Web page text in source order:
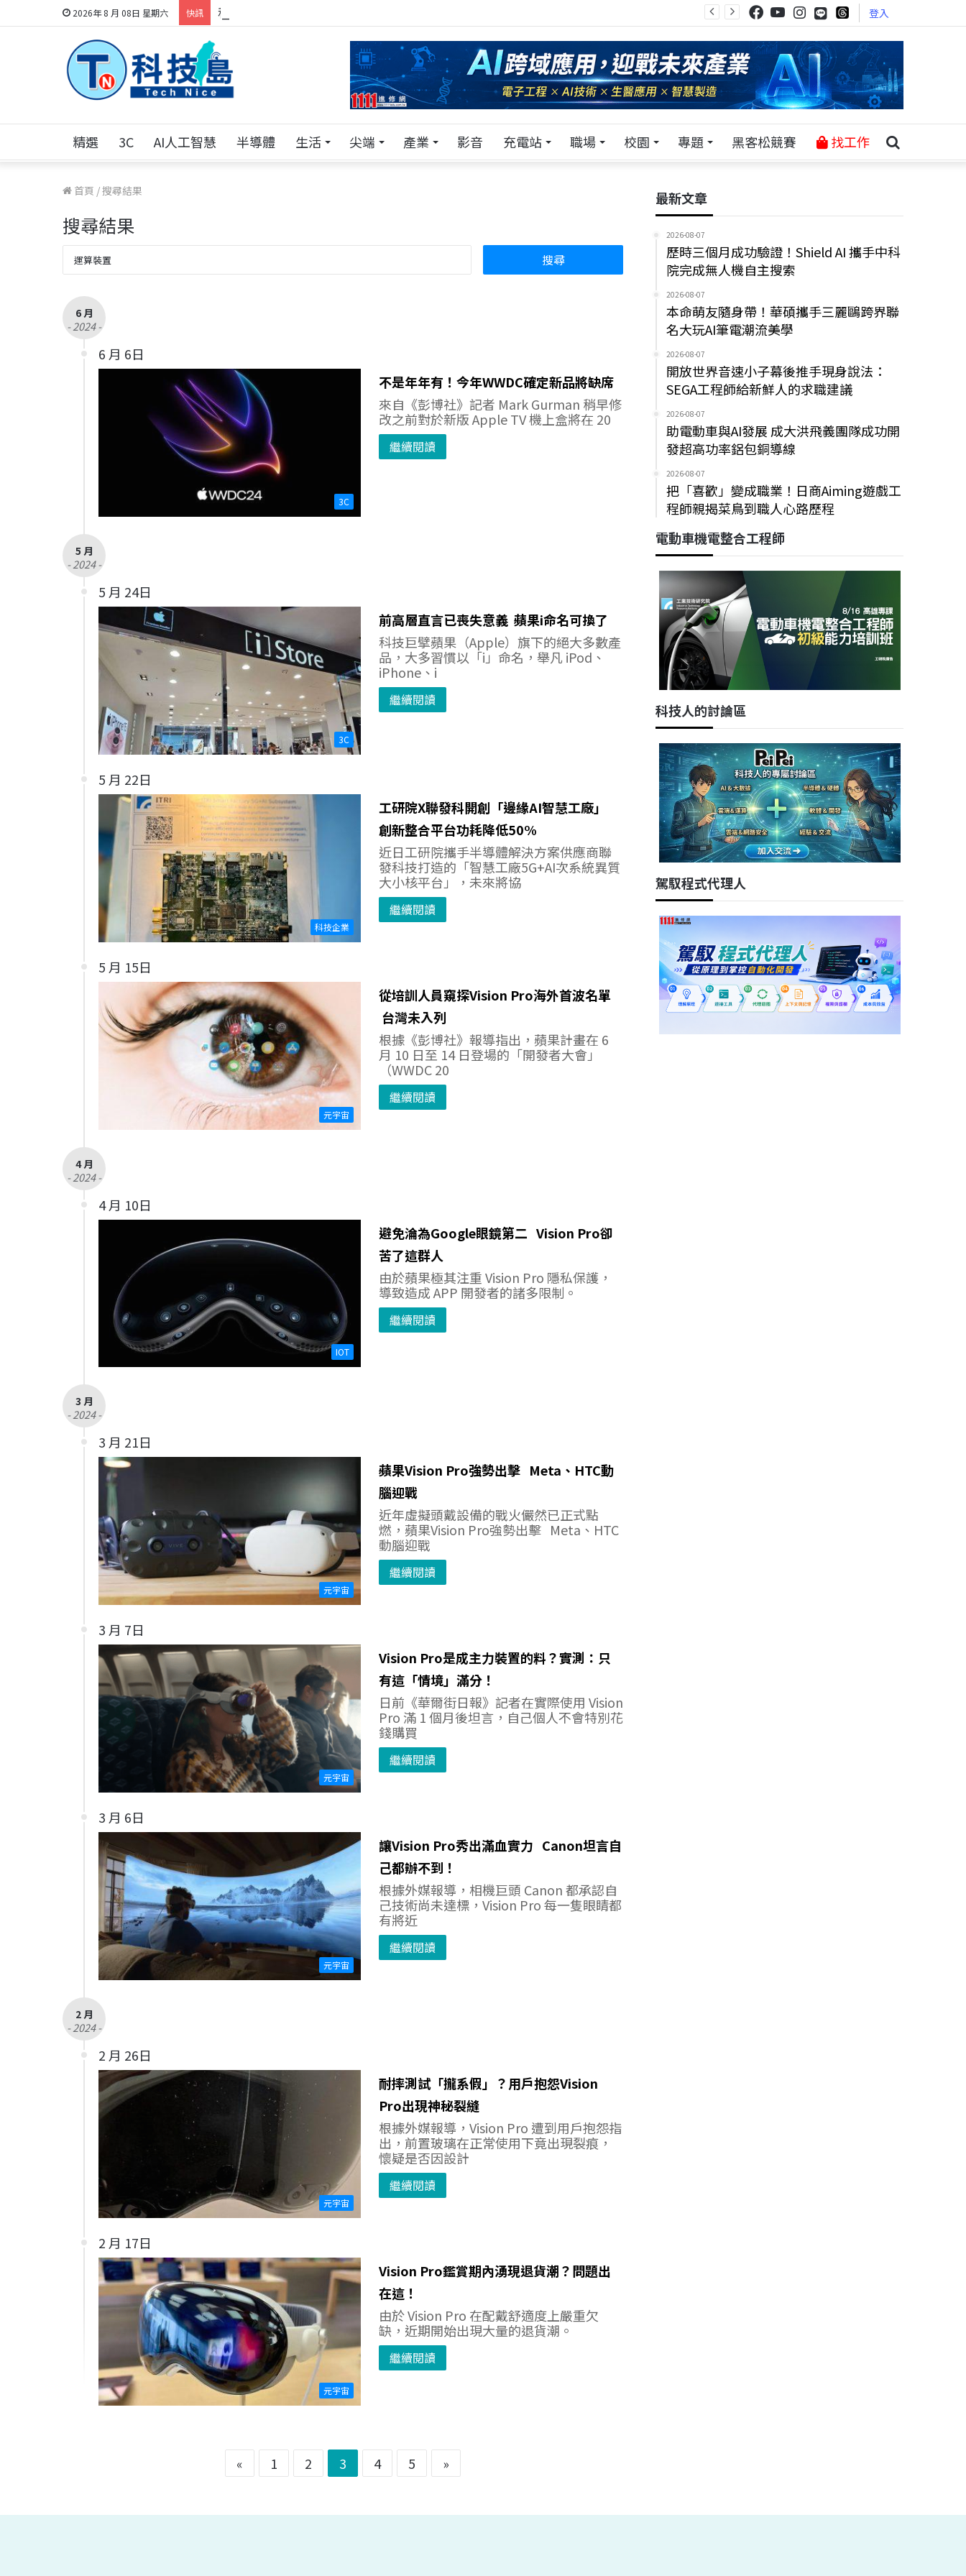
2026年 8 月 08日 星期六 快訊 科技人的經驗傳承地！在 Pei Pei 科技專區，與學弟妹交流最硬核的技術 登入
精選 3C AI人工智慧 半導體 生活 尖端 產業 影音 充電站 職場 校園 專題 黑客松競賽 找工作
首頁 /搜尋結果
搜尋結果
6 月
- 2024 -
6 月 6日
3C
不是年年有！今年WWDC確定新品將缺席
來自《彭博社》記者 Mark Gurman 稍早修
改之前對於新版 Apple TV 機上盒將在 20
繼續閱讀
5 月
- 2024 -
5 月 24日
3C
前高層直言已喪失意義 蘋果i命名可換了
科技巨擘蘋果（Apple）旗下的絕大多數產
品，大多習慣以「i」命名，舉凡 iPod、
iPhone、i
繼續閱讀
5 月 22日
科技企業
工研院X聯發科開創「邊緣AI智慧工廠」
創新整合平台功耗降低50%
近日工研院攜手半導體解決方案供應商聯
發科技打造的「智慧工廠5G+AI次系統異質
大小核平台」，未來將協
繼續閱讀
5 月 15日
元宇宙
從培訓人員窺探Vision Pro海外首波名單
台灣未入列
根據《彭博社》報導指出，蘋果計畫在 6
月 10 日至 14 日登場的「開發者大會」
（WWDC 20
繼續閱讀
4 月
- 2024 -
4 月 10日
IOT
避免淪為Google眼鏡第二 Vision Pro卻
苦了這群人
由於蘋果極其注重 Vision Pro 隱私保護，
導致造成 APP 開發者的諸多限制。
繼續閱讀
3 月
- 2024 -
3 月 21日
元宇宙
蘋果Vision Pro強勢出擊 Meta、HTC動
腦迎戰
近年虛擬頭戴設備的戰火儼然已正式點
燃，蘋果Vision Pro強勢出擊 Meta、HTC
動腦迎戰
繼續閱讀
3 月 7日
元宇宙
Vision Pro是成主力裝置的料？實測：只
有這「情境」滿分！
日前《華爾街日報》記者在實際使用 Vision
Pro 滿 1 個月後坦言，自己個人不會特別花
錢購買
繼續閱讀
3 月 6日
元宇宙
讓Vision Pro秀出滿血實力 Canon坦言自
己都辦不到！
根據外媒報導，相機巨頭 Canon 都承認自
己技術尚未達標，Vision Pro 每一隻眼睛都
有將近
繼續閱讀
2 月
- 2024 -
2 月 26日
元宇宙
耐摔測試「攏系假」？用戶抱怨Vision
Pro出現神秘裂縫
根據外媒報導，Vision Pro 遭到用戶抱怨指
出，前置玻璃在正常使用下竟出現裂痕，
懷疑是否因設計
繼續閱讀
2 月 17日
元宇宙
Vision Pro鑑賞期內湧現退貨潮？問題出
在這！
由於 Vision Pro 在配戴舒適度上嚴重欠
缺，近期開始出現大量的退貨潮。
繼續閱讀
« 1 2 3 4 5 »
最新文章
2026-08-07
歷時三個月成功驗證！Shield AI 攜手中科
院完成無人機自主搜索
2026-08-07
本命萌友隨身帶！華碩攜手三麗鷗跨界聯
名大玩AI筆電潮流美學
2026-08-07
開放世界音速小子幕後推手現身說法：
SEGA工程師給新鮮人的求職建議
2026-08-07
助電動車與AI發展 成大洪飛義團隊成功開
發超高功率鋁包銅導線
2026-08-07
把「喜歡」變成職業！日商Aiming遊戲工
程師親揭菜鳥到職人心路歷程
電動車機電整合工程師
科技人的討論區
駕馭程式代理人